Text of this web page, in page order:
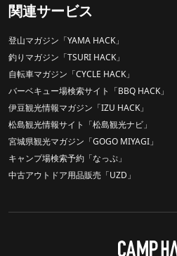
関連サービス
登山マガジン「YAMA HACK」
釣りマガジン「TSURI HACK」
自転車マガジン「CYCLE HACK」
バーベキュー場検索サイト「BBQ HACK」
伊豆観光情報マガジン「IZU HACK」
松島観光情報サイト「松島観光ナビ」
宮城県観光マガジン「GOGO MIYAGI」
キャンプ場検索予約「なっぷ」
中古アウトドア用品販売「UZD」